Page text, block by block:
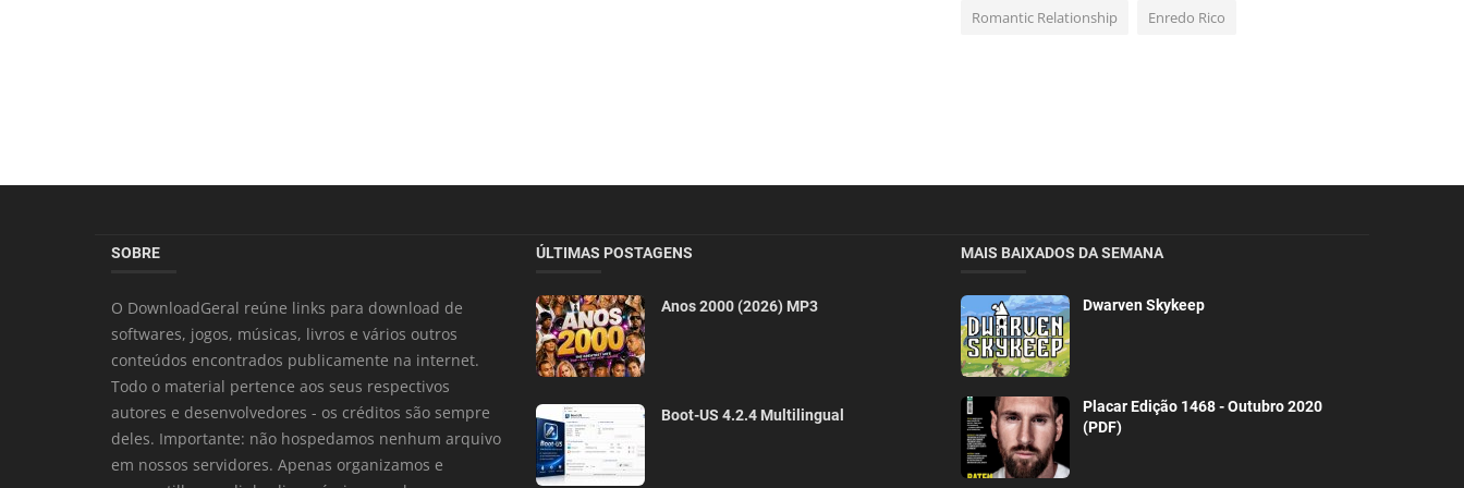
Romantic Relationship Enredo Rico
SOBRE
O DownloadGeral reúne links para download de
softwares, jogos, músicas, livros e vários outros
conteúdos encontrados publicamente na internet.
Todo o material pertence aos seus respectivos
autores e desenvolvedores - os créditos são sempre
deles. Importante: não hospedamos nenhum arquivo
em nossos servidores. Apenas organizamos e
ÚLTIMAS POSTAGENS
Anos 2000 (2026) MP3
Boot-US 4.2.4 Multilingual
MAIS BAIXADOS DA SEMANA
Dwarven Skykeep
Placar Edição 1468 - Outubro 2020
(PDF)